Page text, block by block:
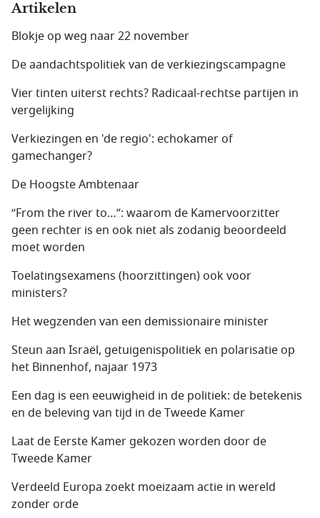
Artikelen
Blokje op weg naar 22 november
De aandachtspolitiek van de verkiezingscampagne
Vier tinten uiterst rechts? Radicaal-rechtse partijen in
vergelijking
Verkiezingen en 'de regio': echokamer of
gamechanger?
De Hoogste Ambtenaar
“From the river to…”: waarom de Kamervoorzitter
geen rechter is en ook niet als zodanig beoordeeld
moet worden
Toelatingsexamens (hoorzittingen) ook voor
ministers?
Het wegzenden van een demissionaire minister
Steun aan Israël, getuigenispolitiek en polarisatie op
het Binnenhof, najaar 1973
Een dag is een eeuwigheid in de politiek: de betekenis
en de beleving van tijd in de Tweede Kamer
Laat de Eerste Kamer gekozen worden door de
Tweede Kamer
Verdeeld Europa zoekt moeizaam actie in wereld
zonder orde